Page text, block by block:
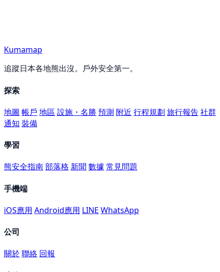
Kumamap
追蹤日本各地熊出沒。戶外安全第一。
探索
地圖 帳戶 地區 設施・名勝 預測 附近 行程規劃 旅行報告社群
通知 裝備
學習
熊安全指南部落格 新聞數據 常見問題
手機端
iOS應用 Android應用 LINE WhatsApp
公司
關於聯絡 回報